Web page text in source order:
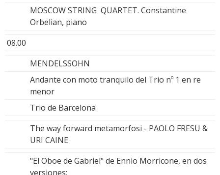
MOSCOW STRING QUARTET. Constantine
Orbelian, piano
08.00
MENDELSSOHN
Andante con moto tranquilo del Trio nº 1 en re
menor
Trio de Barcelona
The way forward metamorfosi - PAOLO FRESU &
URI CAINE
"El Oboe de Gabriel" de Ennio Morricone, en dos
versiones: